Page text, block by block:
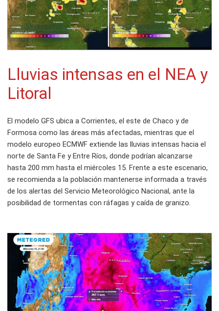
Lluvias intensas en el NEA y
Litoral
El modelo GFS ubica a Corrientes, el este de Chaco y de
Formosa como las áreas más afectadas, mientras que el
modelo europeo ECMWF extiende las lluvias intensas hacia el
norte de Santa Fe y Entre Ríos, donde podrían alcanzarse
hasta 200 mm hasta el miércoles 15. Frente a este escenario,
se recomienda a la población mantenerse informada a través
de los alertas del Servicio Meteorológico Nacional, ante la
posibilidad de tormentas con ráfagas y caída de granizo.